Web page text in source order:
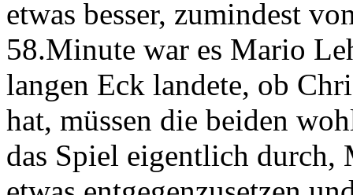
etwas besser, zumindest
58.Minute war es Mario
langen Eck landete, ob
hat, müssen die beiden
das Spiel eigentlich durch,